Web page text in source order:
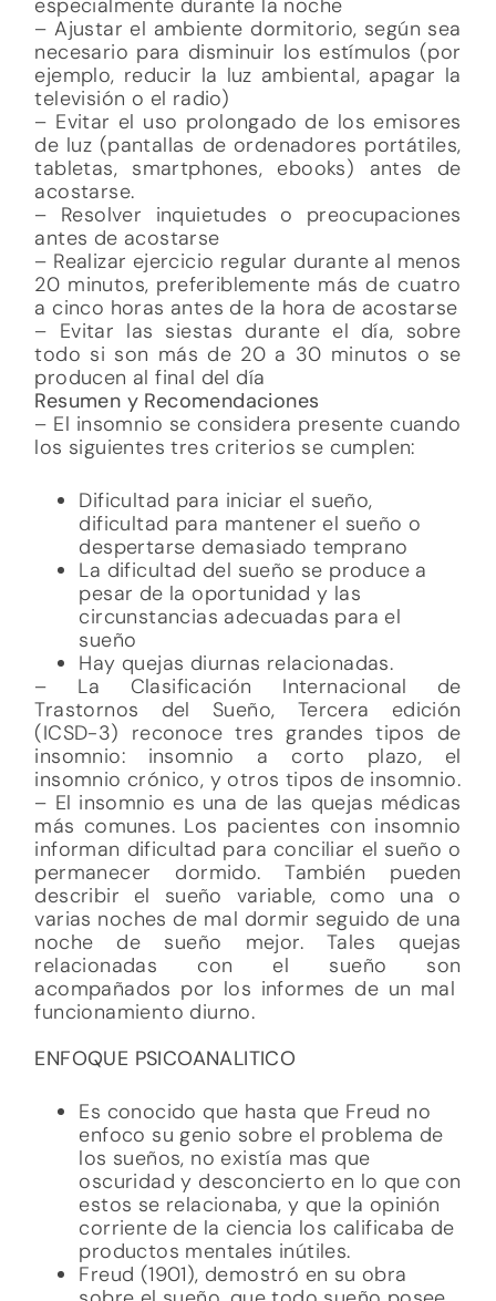
especialmente durante la noche
– Ajustar el ambiente dormitorio, según sea
necesario para disminuir los estímulos (por
ejemplo, reducir la luz ambiental, apagar la
televisión o el radio)
– Evitar el uso prolongado de los emisores
de luz (pantallas de ordenadores portátiles,
tabletas, smartphones, ebooks) antes de
acostarse.
– Resolver inquietudes o preocupaciones
antes de acostarse
– Realizar ejercicio regular durante al menos
20 minutos, preferiblemente más de cuatro
a cinco horas antes de la hora de acostarse
– Evitar las siestas durante el día, sobre
todo si son más de 20 a 30 minutos o se
producen al final del día
Resumen y Recomendaciones
– El insomnio se considera presente cuando
los siguientes tres criterios se cumplen:
Dificultad para iniciar el sueño,
dificultad para mantener el sueño o
despertarse demasiado temprano
La dificultad del sueño se produce a
pesar de la oportunidad y las
circunstancias adecuadas para el
sueño
Hay quejas diurnas relacionadas.
– La Clasificación Internacional de
Trastornos del Sueño, Tercera edición
(ICSD-3) reconoce tres grandes tipos de
insomnio: insomnio a corto plazo, el
insomnio crónico, y otros tipos de insomnio.
– El insomnio es una de las quejas médicas
más comunes. Los pacientes con insomnio
informan dificultad para conciliar el sueño o
permanecer dormido. También pueden
describir el sueño variable, como una o
varias noches de mal dormir seguido de una
noche de sueño mejor. Tales quejas
relacionadas con el sueño son
acompañados por los informes de un mal
funcionamiento diurno.
ENFOQUE PSICOANALITICO
Es conocido que hasta que Freud no
enfoco su genio sobre el problema de
los sueños, no existía mas que
oscuridad y desconcierto en lo que con
estos se relacionaba, y que la opinión
corriente de la ciencia los calificaba de
productos mentales inútiles.
Freud (1901), demostró en su obra